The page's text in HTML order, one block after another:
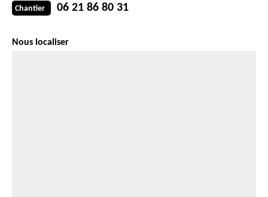
Chantier 06 21 86 80 31
Nous localiser